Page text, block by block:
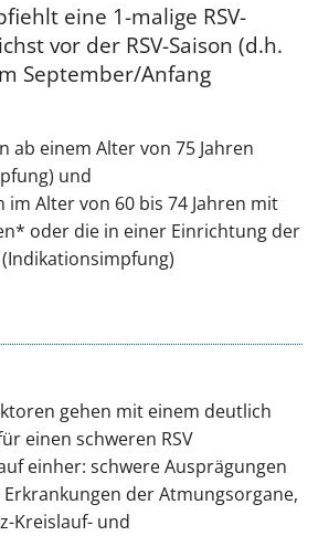
eine 1-malige RSV-
vor der RSV-Saison (d.h.
September/Anfang
ab einem Alter von 75 Jahren
und
im Alter von 60 bis 74 Jahren mit
oder die in einer Einrichtung der
gehen mit einem deutlich
einen schweren RSV
einher: schwere Ausprägungen
der Atmungsorgane,
Kreislauf- und